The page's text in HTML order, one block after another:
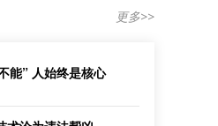
更多>>
能” 人始终是核心